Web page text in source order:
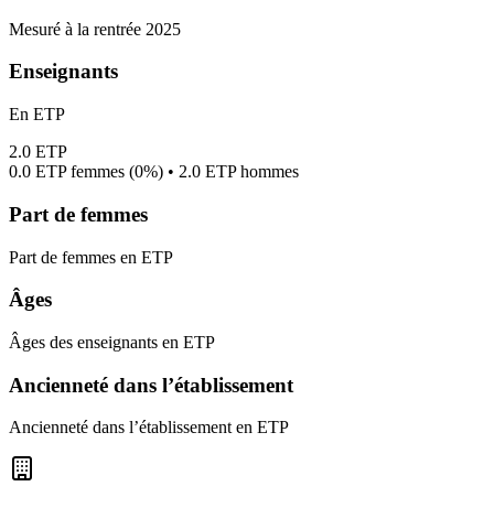
Mesuré à la rentrée 2025
Enseignants
En ETP
2.0 ETP
0.0 ETP femmes (0%) • 2.0 ETP hommes
Part de femmes
Part de femmes en ETP
Âges
Âges des enseignants en ETP
Ancienneté dans l’établissement
Ancienneté dans l’établissement en ETP